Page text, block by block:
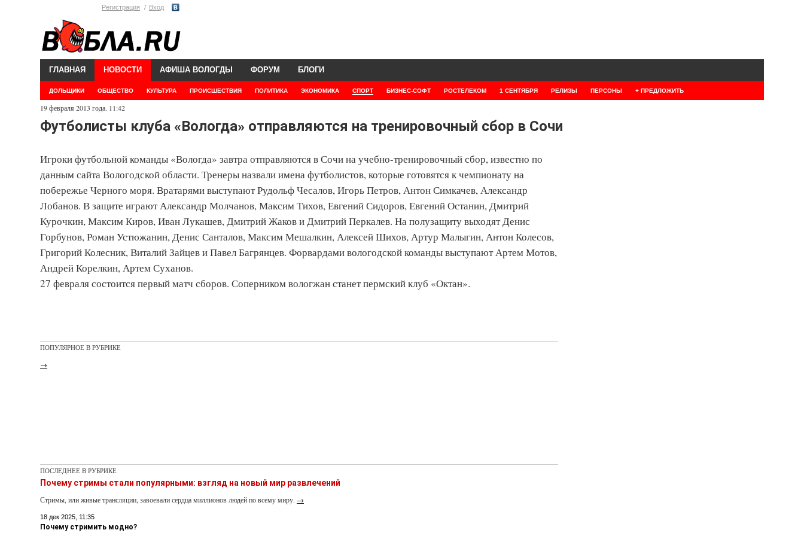
Регистрация Вход
ГЛАВНАЯ НОВОСТИ
ДОЛЬЩИКИ ОБЩЕСТВО КУЛЬТУРА ПРОИСШЕСТВИЯ ПОЛИТИКА ЭКОНОМИКА СПОРТ БИЗНЕС-СОФТ РОСТЕЛЕКОМ 1 СЕНТЯБРЯ РЕЛИЗЫ ПЕРСОНЫ + ПРЕДЛОЖИТЬ
АФИША ВОЛОГДЫ ФОРУМ БЛОГИ
19 февраля 2013 года. 11:42
Футболисты клуба «Вологда» отправляются на тренировочный сбор в Сочи
Игроки футбольной команды «Вологда» завтра отправляются в Сочи на учебно-тренировочный сбор, известно по
данным сайта Вологодской области. Тренеры назвали имена футболистов, которые готовятся к чемпионату на
побережье Черного моря. Вратарями выступают Рудольф Чесалов, Игорь Петров, Антон Симкачев, Александр
Лобанов. В защите играют Александр Молчанов, Максим Тихов, Евгений Сидоров, Евгений Останин, Дмитрий
Курочкин, Максим Киров, Иван Лукашев, Дмитрий Жаков и Дмитрий Перкалев. На полузащиту выходят Денис
Горбунов, Роман Устюжанин, Денис Санталов, Максим Мешалкин, Алексей Шихов, Артур Малыгин, Антон Колесов,
Григорий Колесник, Виталий Зайцев и Павел Багрянцев. Форвардами вологодской команды выступают Артем Мотов,
Андрей Корелкин, Артем Суханов.
27 февраля состоится первый матч сборов. Соперником вологжан станет пермский клуб «Октан».
ПОПУЛЯРНОЕ В РУБРИКЕ
→
ПОСЛЕДНЕЕ В РУБРИКЕ
Почему стримы стали популярными: взгляд на новый мир развлечений
Стримы, или живые трансляции, завоевали сердца миллионов людей по всему миру. →
18 дек 2025, 11:35
Почему стримить модно?